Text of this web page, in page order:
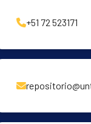
+51 72 523171